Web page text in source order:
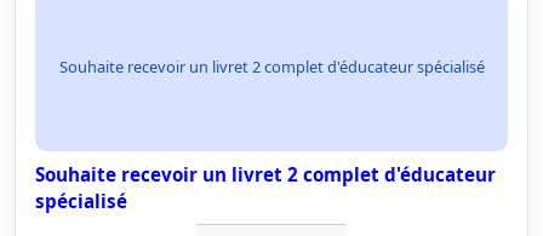
Souhaite recevoir un livret 2 complet d'éducateur spécialisé
Souhaite recevoir un livret 2 complet d'éducateur
spécialisé